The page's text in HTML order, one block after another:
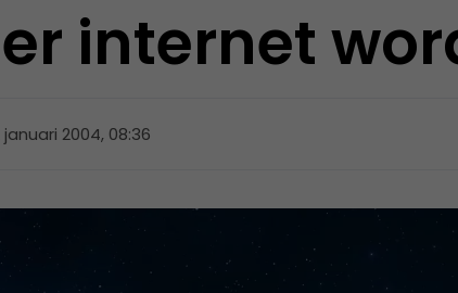
internet
januari 2004, 08:36